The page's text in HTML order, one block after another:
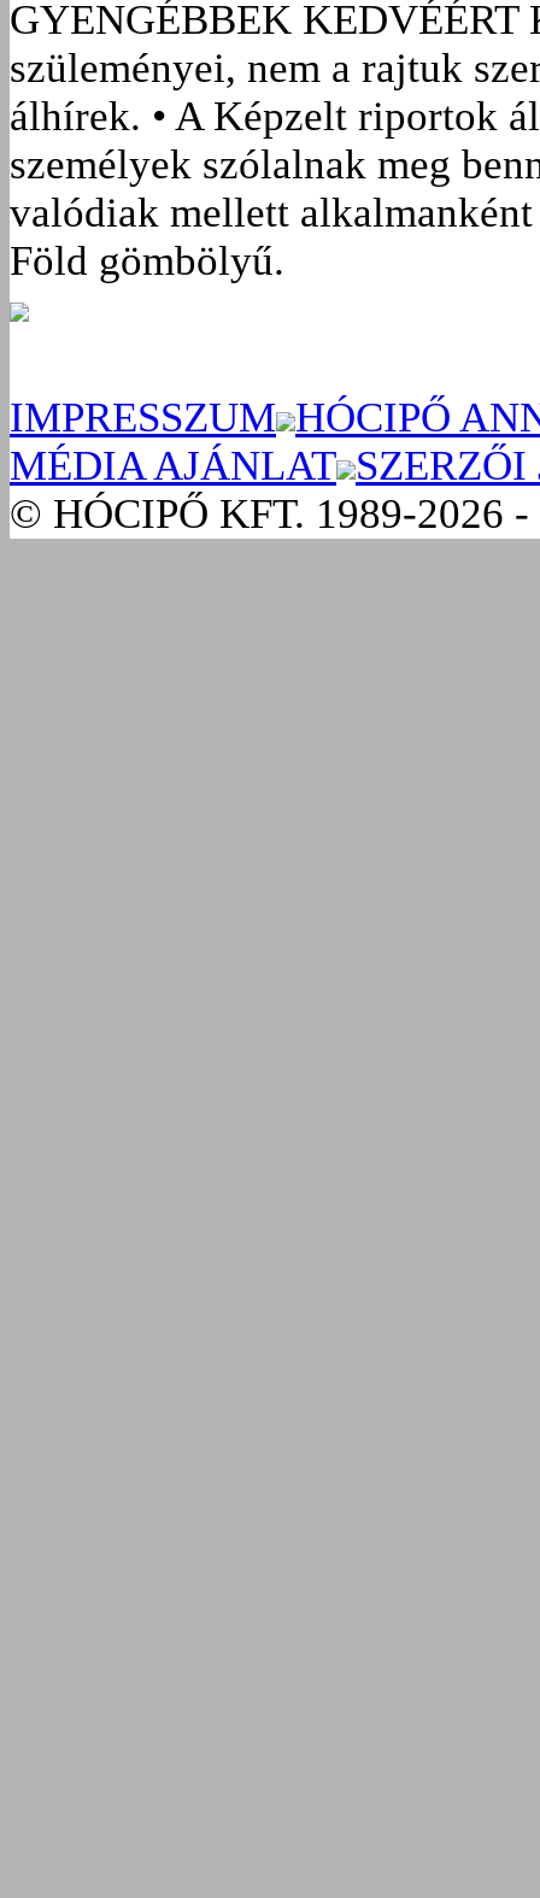
GYENGÉBBEK KEDVÉÉRT
szüleményei, nem a rajtuk
álhírek. • A Képzelt riportok
személyek szólalnak meg
valódiak mellett
Föld gömbölyű.
IMPRESSZUM HÓCIPŐ
MÉDIA AJÁNLAT SZERZŐI
© HÓCIPŐ KFT. 1989-2026